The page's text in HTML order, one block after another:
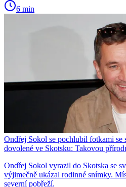
6 min
Ondřej Sokol se pochlubil fotkami se
dovolené ve Skotsku: Takovou
Ondřej Sokol vyrazil do Skotska se
výjimečně ukázal rodinné snímky.
severní pobřeží.